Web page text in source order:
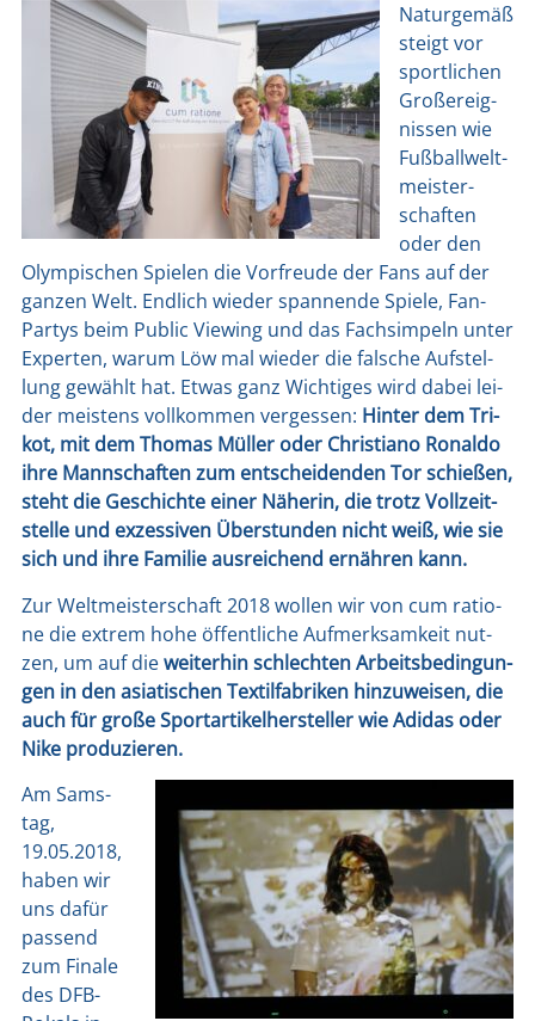
Natur­ge­mäß
steigt vor
sport­li­chen
Groß­ereig­
nis­sen wie
Fuß­ball­welt­
meis­ter­
schaf­ten
oder den
Olym­pi­schen Spie­len die Vor­freu­de der Fans auf der
gan­zen Welt. End­lich wie­der span­nen­de Spie­le, Fan-
Par­tys beim Public Vie­w­ing und das Fach­sim­peln unter
Exper­ten, war­um Löw mal wie­der die fal­sche Auf­stel­
lung gewählt hat. Etwas ganz Wich­ti­ges wird dabei lei­
der meis­tens voll­kom­men ver­ges­sen: Hin­ter dem Tri­
kot, mit dem Tho­mas Mül­ler oder Chris­tia­no Ronal­do
ihre Mann­schaf­ten zum ent­schei­den­den Tor schie­ßen,
steht die Geschich­te einer Nähe­rin, die trotz Voll­zeit­
stel­le und exzes­si­ven Über­stun­den nicht weiß, wie sie
sich und ihre Fami­lie aus­rei­chend ernäh­ren kann.
Zur Welt­meis­ter­schaft 2018 wol­len wir von cum ratio­
ne die extrem hohe öffent­li­che Auf­merk­sam­keit nut­
zen, um auf diewei­ter­hin schlech­ten Arbeits­be­din­gun­
gen in den asia­ti­schen Tex­til­fa­bri­ken hin­zu­wei­sen, die
auch für gro­ße Sport­ar­ti­kel­her­stel­ler wie Adi­das oder
Nike pro­du­zie­ren.
Am Sams­
tag,
19.05.2018,
haben wir
uns dafür
pas­send
zum Fina­le
des DFB-